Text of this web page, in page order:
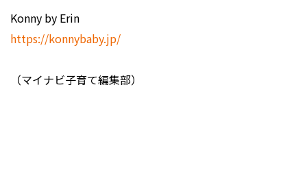
Konny by Erin
https://konnybaby.jp/
（マイナビ子育て編集部）